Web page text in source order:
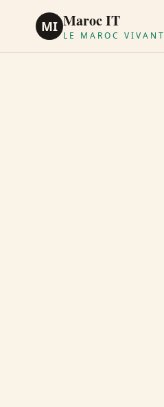
MI Maroc IT
LE MAROC VIVANT